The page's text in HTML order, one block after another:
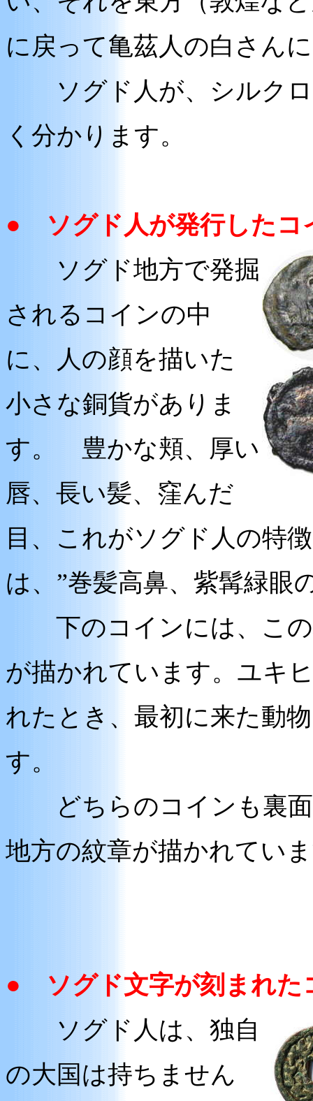
に戻って亀茲人の白さん
ソグド人が、シルクロ
く分かります。
● ソグド人が発行したコ
ソグド地方で発掘
されるコインの中
に、人の顔を描いた
小さな銅貨がありま
す。 豊かな頬、厚い
唇、長い髪、窪んだ
目、これがソグド人の特
は、”巻髪高鼻、紫髯緑眼
下のコインには、この
が描かれています。ユキ
れたとき、最初に来た動
す。
どちらのコインも裏面
地方の紋章が描かれてい
● ソグド文字が刻まれた
ソグド人は、独自
の大国は持ちません